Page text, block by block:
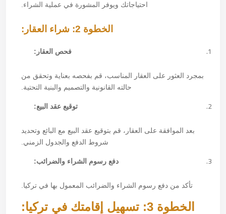
احتياجاتك ويوفر المشورة في عملية الشراء.
الخطوة 2: شراء العقار:
فحص العقار:
بمجرد العثور على العقار المناسب، قم بفحصه بعناية وتحقق من
حالته القانونية والتصميم والبنية التحتية.
توقيع عقد البيع:
بعد الموافقة على العقار، قم بتوقيع عقد البيع مع البائع وتحديد
شروط الدفع والجدول الزمني.
دفع رسوم الشراء والضرائب:
تأكد من دفع رسوم الشراء والضرائب المعمول بها في تركيا.
الخطوة 3: تسهيل إقامتك في تركيا: